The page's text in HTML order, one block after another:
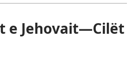
e Jehovait—Cilët